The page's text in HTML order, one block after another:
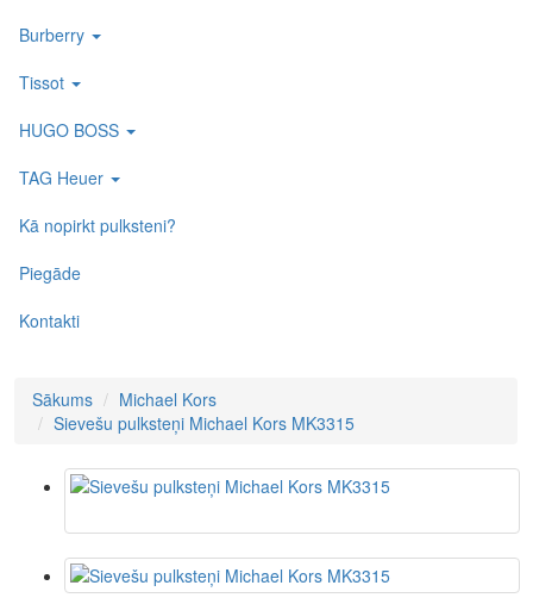
Burberry
Tissot
HUGO BOSS
TAG Heuer
Kā nopirkt pulksteni?
Piegāde
Kontakti
Sākums
Michael Kors
Sievešu pulksteņi Michael Kors MK3315